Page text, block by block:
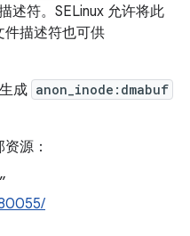
述符。SELinux 允许将此
件描述符也可供
成 anon_inode:dmabuf
源：